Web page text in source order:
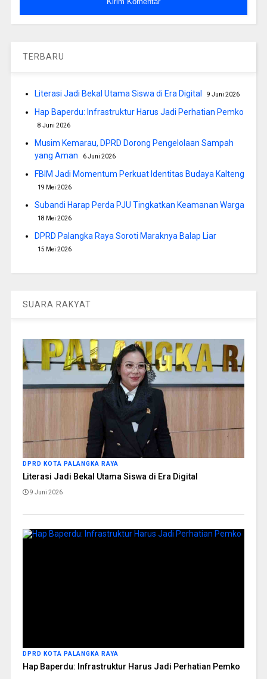
TERBARU
Literasi Jadi Bekal Utama Siswa di Era Digital 9 Juni 2026
Hap Baperdu: Infrastruktur Harus Jadi Perhatian Pemko
8 Juni 2026
Musim Kemarau, DPRD Dorong Pengelolaan Sampah
yang Aman
6 Juni 2026
FBIM Jadi Momentum Perkuat Identitas Budaya Kalteng
19 Mei 2026
Subandi Harap Perda PJU Tingkatkan Keamanan Warga
18 Mei 2026
DPRD Palangka Raya Soroti Maraknya Balap Liar
15 Mei 2026
SUARA RAKYAT
DPRD KOTA PALANGKA RAYA
Literasi Jadi Bekal Utama Siswa di Era Digital
9 Juni 2026
DPRD KOTA PALANGKA RAYA
Hap Baperdu: Infrastruktur Harus Jadi Perhatian Pemko